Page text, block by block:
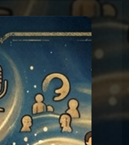
t-il ?
du
Graal 114 - Le yéti existe-